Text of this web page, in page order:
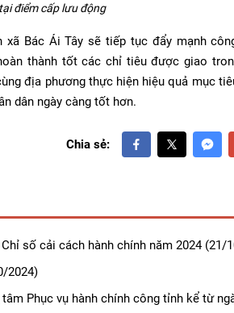
điểm cấp lưu động
Bác Ái Tây sẽ tiếp tục đẩy mạnh
thành tốt các chỉ tiêu được giao
địa phương thực hiện hiệu quả mục
dân ngày càng tốt hơn.
Chia sẻ:
số cải cách hành chính năm 2024(21/
2024)
Phục vụ hành chính công tỉnh kể từ